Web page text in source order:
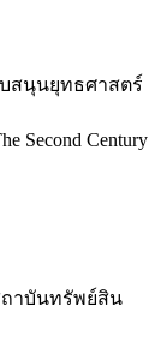
สนุนยุทธศาสตร์
Second Century
าบันทรัพย์สิน